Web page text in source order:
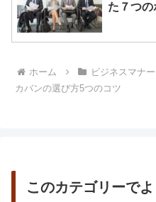
た７つの
ホーム ビジネスマナー
カバンの選び方5つのコツ
このカテゴリーで